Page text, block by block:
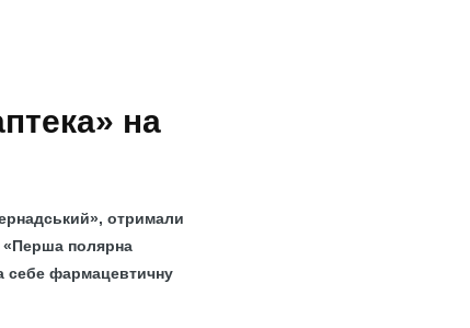
на
отримали
«Перша полярна
себе фармацевтичну